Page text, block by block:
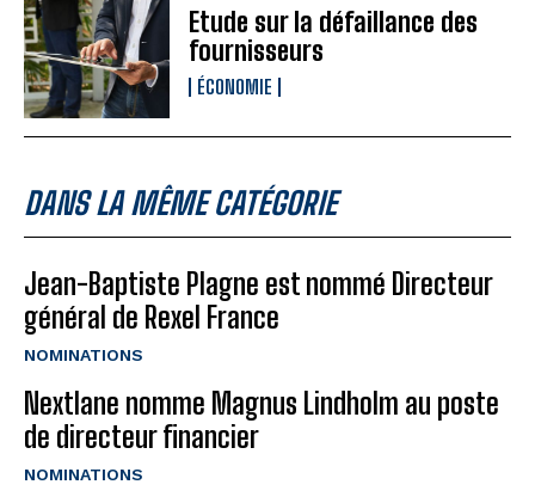
Etude sur la défaillance des
fournisseurs
ÉCONOMIE
DANS LA MÊME CATÉGORIE
Jean-Baptiste Plagne est nommé Directeur
général de Rexel France
NOMINATIONS
Nextlane nomme Magnus Lindholm au poste
de directeur financier
NOMINATIONS